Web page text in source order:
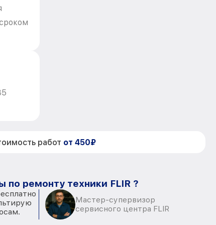
работ от 450₽
по ремонту техники FLIR ?
Мастер-супервизор
сервисного центра FLIR